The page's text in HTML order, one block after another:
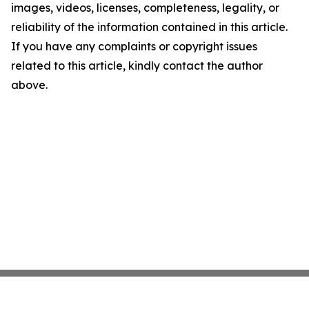
images, videos, licenses, completeness, legality, or
reliability of the information contained in this article.
If you have any complaints or copyright issues
related to this article, kindly contact the author
above.